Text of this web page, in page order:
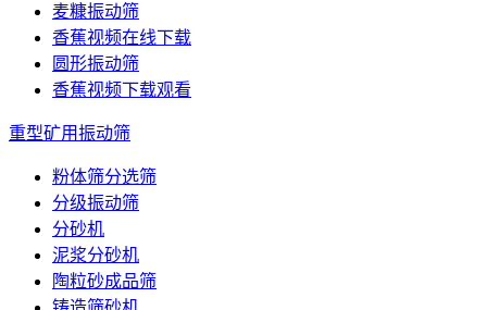
麦糠振动筛
香蕉视频在线下载
圆形振动筛
香蕉视频下载观看
重型矿用振动筛
粉体筛分选筛
分级振动筛
分砂机
泥浆分砂机
陶粒砂成品筛